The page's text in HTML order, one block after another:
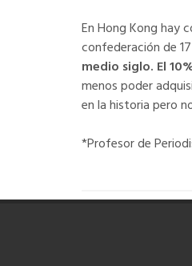
En Hong Kong hay
confederación de
medio siglo. El
menos poder
en la historia pero
*Profesor de